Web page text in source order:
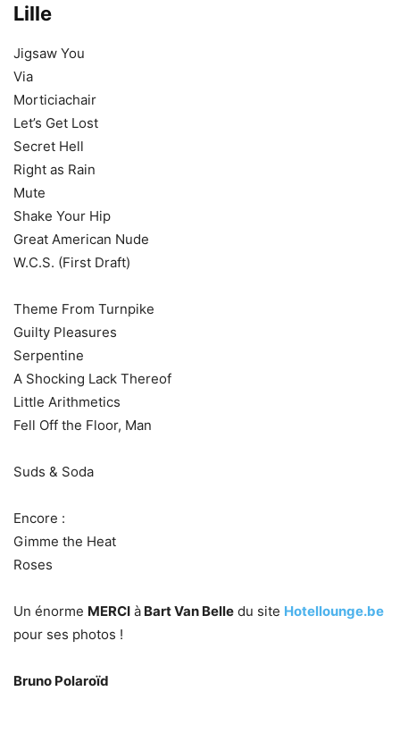
Lille
Jigsaw You
Via
Morticiachair
Let’s Get Lost
Secret Hell
Right as Rain
Mute
Shake Your Hip
Great American Nude
W.C.S. (First Draft)
Theme From Turnpike
Guilty Pleasures
Serpentine
A Shocking Lack Thereof
Little Arithmetics
Fell Off the Floor, Man
Suds & Soda
Encore :
Gimme the Heat
Roses
Un énorme MERCI à Bart Van Belle du site Hotellounge.be
pour ses photos !
Bruno Polaroïd